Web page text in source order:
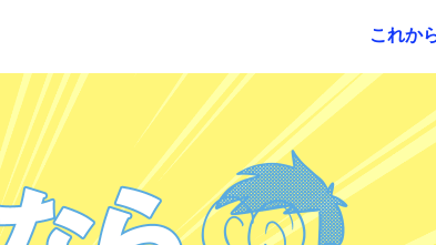
これか